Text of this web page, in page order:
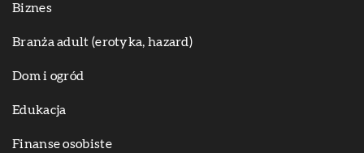
Biznes
Branża adult (erotyka, hazard)
Dom i ogród
Edukacja
Finanse osobiste